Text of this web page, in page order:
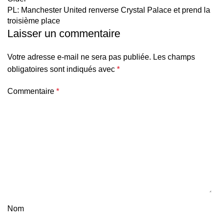
PL: Manchester United renverse Crystal Palace et prend la
troisième place
Laisser un commentaire
Votre adresse e-mail ne sera pas publiée. Les champs
obligatoires sont indiqués avec *
Commentaire *
Nom